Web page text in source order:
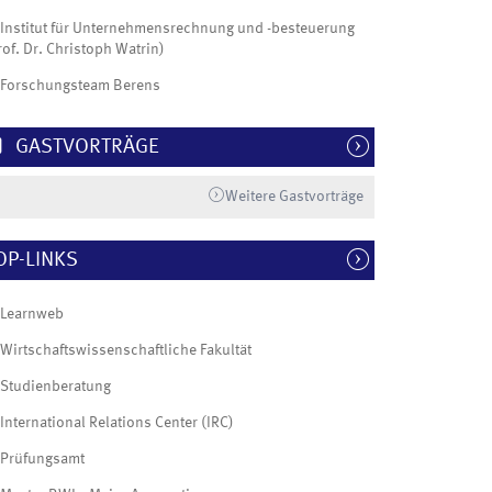
Institut für Unternehmensrechnung und -besteuerung
Dr. Christoph Watrin)
Forschungsteam Berens
GASTVORTRÄGE
Weitere Gastvorträge
LINKS
Learnweb
Wirtschaftswissenschaftliche Fakultät
Studienberatung
International Relations Center (IRC)
Prüfungsamt